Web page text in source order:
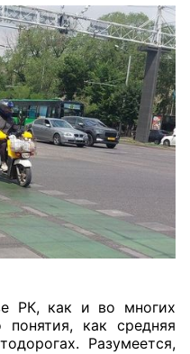
РК, как и во многих
как средняя
Разумеется,